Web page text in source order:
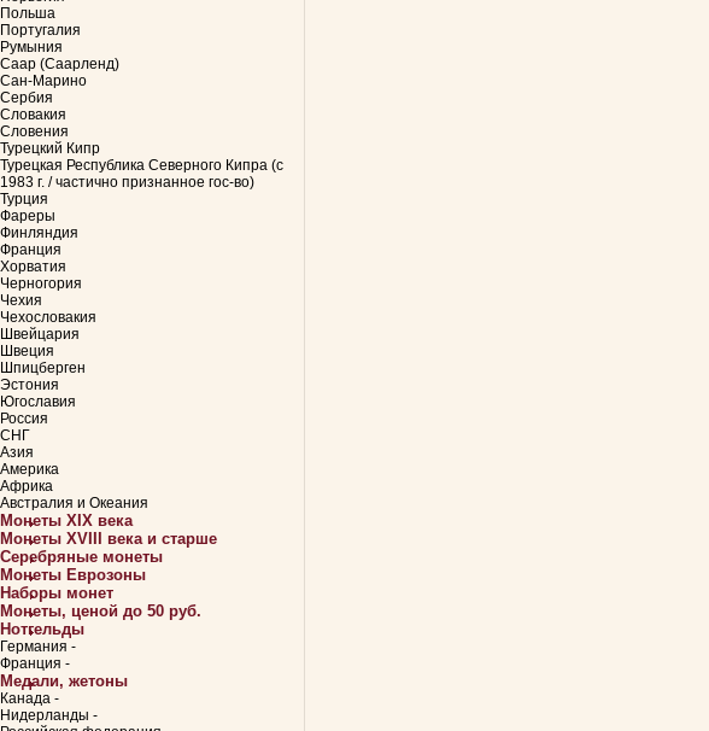
Польша
Португалия
Румыния
Саар (Саарленд)
Сан-Марино
Сербия
Словакия
Словения
Турецкий Кипр
Турецкая Республика Северного Кипра (с
1983 г. / частично признанное гос-во)
Турция
Фареры
Финляндия
Франция
Хорватия
Черногория
Чехия
Чехословакия
Швейцария
Швеция
Шпицберген
Эстония
Югославия
Россия
СНГ
Азия
Америка
Африка
Австралия и Океания
Монеты XIX века
Монеты XVIII века и старше
Серебряные монеты
Монеты Еврозоны
Наборы монет
Монеты, ценой до 50 руб.
Нотгельды
Германия -
Франция -
Медали, жетоны
Канада -
Нидерланды -